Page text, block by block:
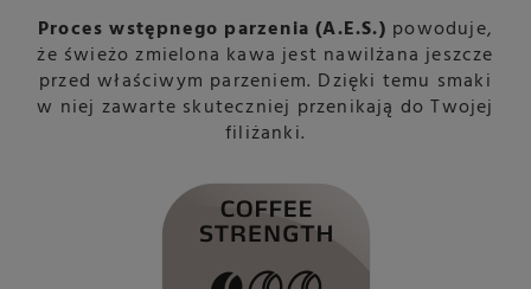
Proces wstępnego parzenia (A.E.S.) powoduje,
że świeżo zmielona kawa jest nawilżana jeszcze
przed właściwym parzeniem. Dzięki temu smaki
w niej zawarte skuteczniej przenikają do Twojej
filiżanki.